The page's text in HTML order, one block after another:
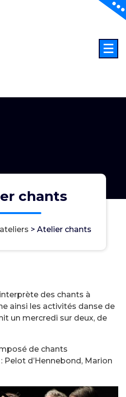
chants
> Atelier chants
des chants à
ainsi les activités danse de
un mercredi sur deux, de
de chants
d’Hennebond, Marion